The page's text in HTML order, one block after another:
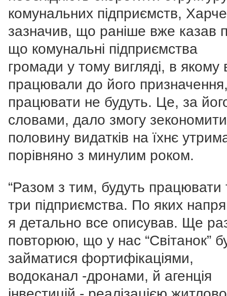
комунальних підприємств,
зазначив, що раніше вже казав
що комунальні підприємства
громади у тому вигляді, в якому
працювали до його
працювати не будуть. Це, за
словами, дало змогу
половину видатків на їхнє
порівняно з минулим роком.
“Разом з тим, будуть працювати
три підприємства. По яких
я детально все описував. Ще
повторюю, що у нас “Світанок”
займатися фортифікаціями,
водоканал -дронами, й агенція